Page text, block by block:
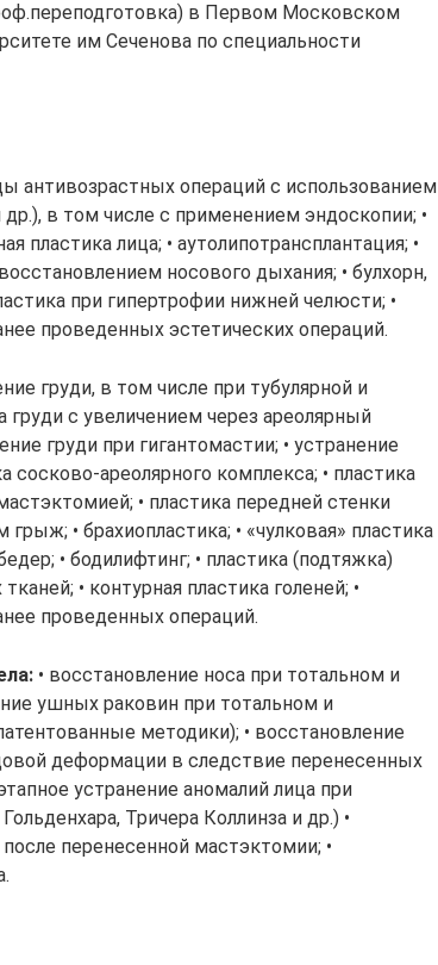
в Первом Московском
им Сеченова по специальности
антивозрастных операций с использованием
в том числе с применением эндоскопии; •
лица; • аутолипотрансплантация; •
носового дыхания; • булхорн,
при гипертрофии нижней челюсти; •
проведенных эстетических операций.
груди, в том числе при тубулярной и
с увеличением через ареолярный
груди при гигантомастии; • устранение
ареолярного комплекса; • пластика
• пластика передней стенки
• брахиопластика; • «чулковая» пластика
• бодилифтинг; • пластика (подтяжка)
• контурная пластика голеней; •
проведенных операций.
• восстановление носа при тотальном и
ушных раковин при тотальном и
методики); • восстановление
деформации в следствие перенесенных
устранение аномалий лица при
Тричера Коллинза и др.) •
перенесенной мастэктомии; •